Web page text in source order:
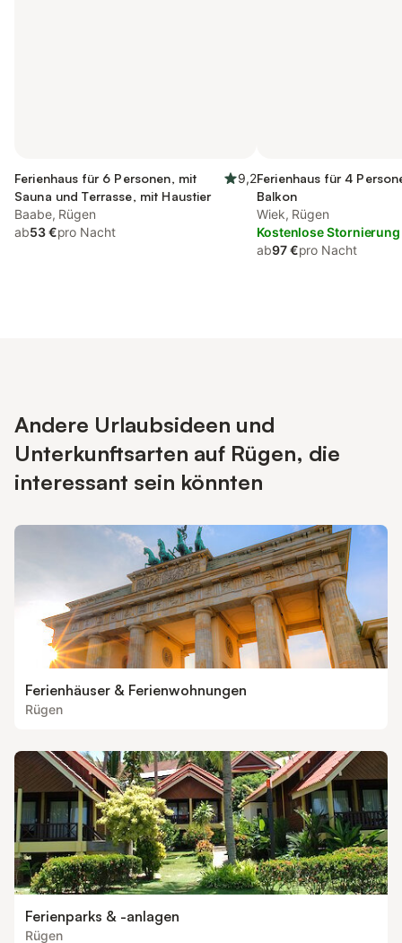
Ferienhaus für 6 Personen, mit
Sauna und Terrasse, mit Haustier
9,2
Baabe, Rügen
ab53 €pro Nacht
Ferienhaus für 4
Balkon
Wiek, Rügen
Kostenlose Stornierung
ab97 €pro Nacht
Andere Urlaubsideen und
Unterkunftsarten auf Rügen, die
interessant sein könnten
Ferienhäuser & Ferienwohnungen
Rügen
Ferienparks & -anlagen
Rügen